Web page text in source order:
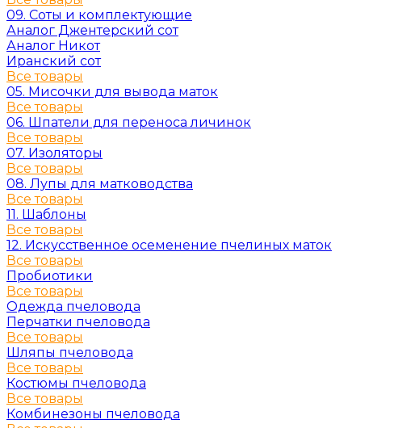
09. Соты и комплектующие
Аналог Джентерский сот
Аналог Никот
Иранский сот
Все товары
05. Мисочки для вывода маток
Все товары
06. Шпатели для переноса личинок
Все товары
07. Изоляторы
Все товары
08. Лупы для матководства
Все товары
11. Шаблоны
Все товары
12. Искусственное осеменение пчелиных маток
Все товары
Пробиотики
Все товары
Одежда пчеловода
Перчатки пчеловода
Все товары
Шляпы пчеловода
Все товары
Костюмы пчеловода
Все товары
Комбинезоны пчеловода